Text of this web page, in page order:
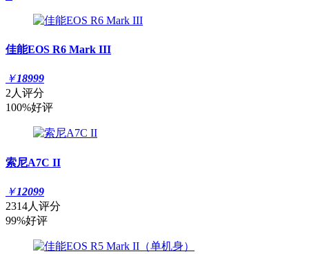
佳能EOS R6 Mark III
￥18999
2人评分
100%好评
索尼A7C II
￥12099
2314人评分
99%好评